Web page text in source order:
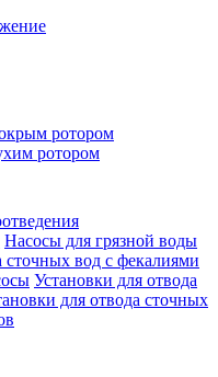
ротором
ротором
Насосы для грязной воды
сточных вод c фекалиями
Установки для отвода
для отвода сточных